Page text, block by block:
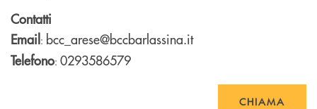
Contatti
Email: bcc_arese@bccbarlassina.it
Telefono: 0293586579
CHIAMA